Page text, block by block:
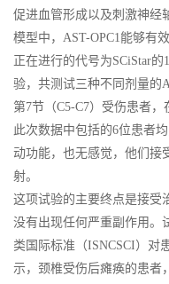
促进血管形成以及刺激神经
模型中，AST-OPC1能够有
正在进行的代号为SCiStar
验，共测试三种不同剂量的
第7节（C5-C7）受伤患者，
此次数据中包括的6位患者
动功能，也无感觉，他们接
射。
这项试验的主要终点是接受
没有出现任何严重副作用。
类国际标准（ISNCSCI）对
示，颈椎受伤后瘫痪的患者